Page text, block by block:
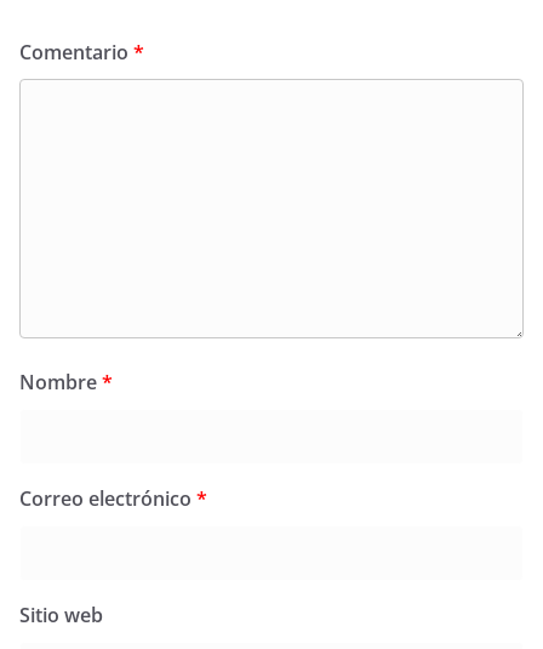
Comentario *
Nombre*
Correo electrónico *
Sitio web